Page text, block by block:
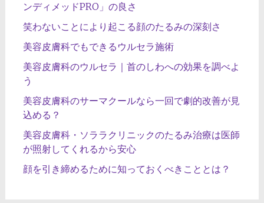
ンディメッドPRO」の良さ
笑わないことにより起こる顔のたるみの深刻さ
美容皮膚科でもできるウルセラ施術
美容皮膚科のウルセラ｜首のしわへの効果を調べよ
う
美容皮膚科のサーマクールなら一回で劇的改善が見
込める？
美容皮膚科・ソララクリニックのたるみ治療は医師
が照射してくれるから安心
顔を引き締めるために知っておくべきこととは？